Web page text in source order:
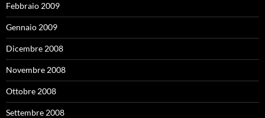
Febbraio 2009
Gennaio 2009
Dicembre 2008
Novembre 2008
Ottobre 2008
Settembre 2008